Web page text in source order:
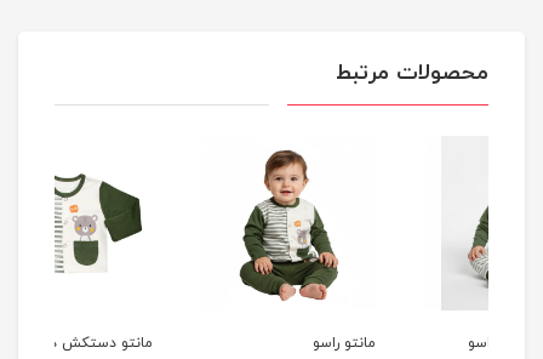
محصولات مرتبط
مانتو دستکش دار راسو